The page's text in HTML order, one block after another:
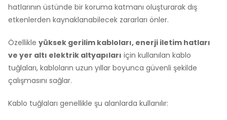
hatlarının üstünde bir koruma katmanı oluşturarak dış
etkenlerden kaynaklanabilecek zararları önler.
Özellikle yüksek gerilim kabloları, enerji iletim hatları
ve yer altı elektrik altyapıları için kullanılan kablo
tuğlaları, kabloların uzun yıllar boyunca güvenli şekilde
çalışmasını sağlar.
Kablo tuğlaları genellikle şu alanlarda kullanılır: